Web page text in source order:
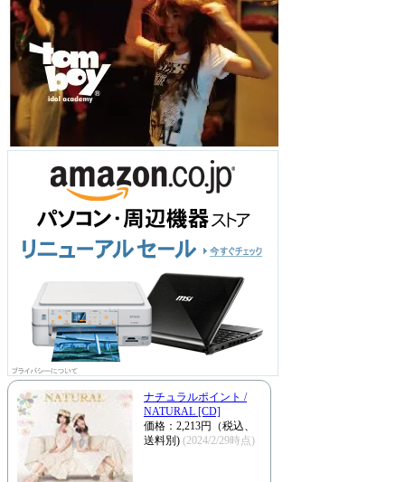
ナチュラルポイント /
NATURAL [CD]
価格：2,213円（税込、
送料別) (2024/2/29時点)